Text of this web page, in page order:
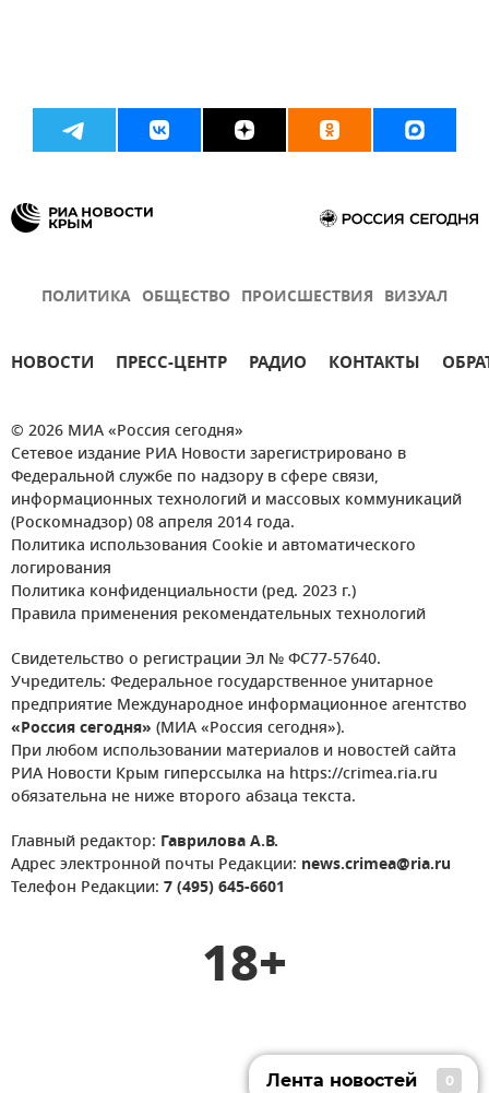
ПОЛИТИКА ОБЩЕСТВО ПРОИСШЕСТВИЯ ВИЗУАЛ
НОВОСТИ ПРЕСС-ЦЕНТР РАДИО КОНТАКТЫ
© 2026 МИА «Россия сегодня»
Сетевое издание РИА Новости зарегистрировано в
Федеральной службе по надзору в сфере связи,
информационных технологий и массовых коммуникаций
(Роскомнадзор) 08 апреля 2014 года.
Политика использования Cookie и автоматического
логирования
Политика конфиденциальности (ред. 2023 г.)
Правила применения рекомендательных технологий
Свидетельство о регистрации Эл № ФС77-57640.
Учредитель: Федеральное государственное унитарное
предприятие Международное информационное агентство
«Россия сегодня» (МИА «Россия сегодня»).
При любом использовании материалов и новостей сайта
РИА Новости Крым гиперссылка на https://crimea.ria.ru
обязательна не ниже второго абзаца текста.
Главный редактор: Гаврилова А.В.
Адрес электронной почты Редакции: news.crimea@ria.ru
Телефон Редакции: 7 (495) 645-6601
18+
Лента новостей 0